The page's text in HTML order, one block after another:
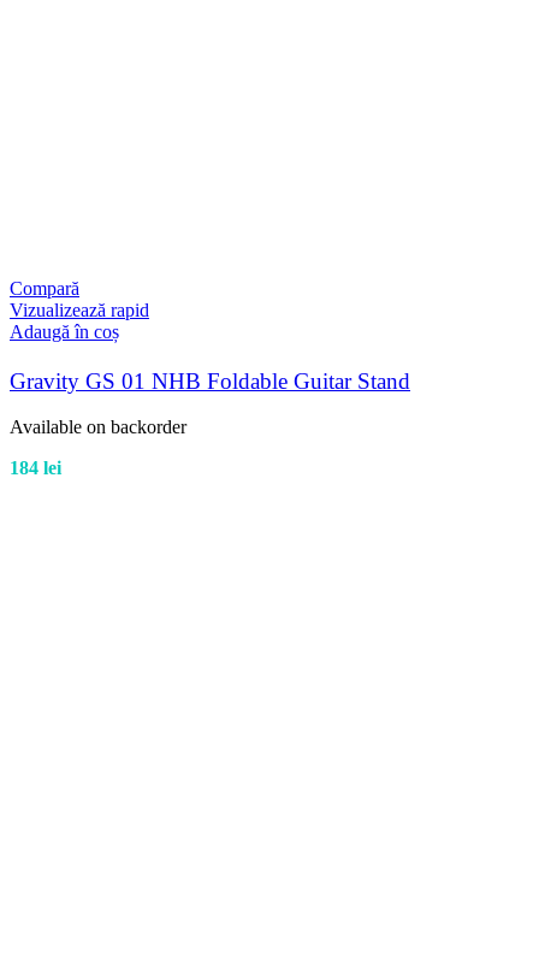
Compară
Vizualizează rapid
Adaugă în coș
Gravity GS 01 NHB Foldable Guitar Stand
Available on backorder
184 lei